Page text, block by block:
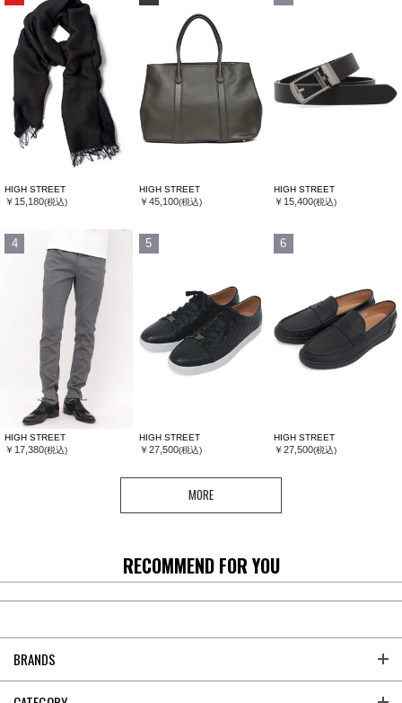
HIGH STREET
￥15,180(税込)
HIGH STREET
￥45,100(税込)
HIGH STREET
￥15,400(税込)
4
HIGH STREET
￥17,380(税込)
5
HIGH STREET
￥27,500(税込)
6
HIGH STREET
￥27,500(税込)
MORE
RECOMMEND FOR YOU
BRANDS